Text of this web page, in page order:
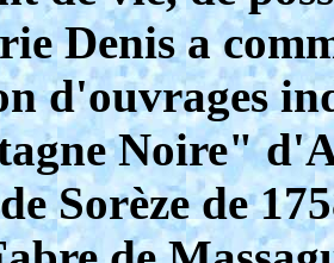
Denis a
d'ouvrages
Noire"
Sorèze de